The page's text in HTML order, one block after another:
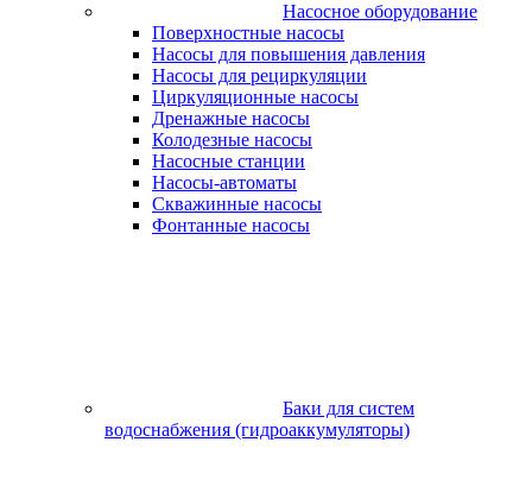
Насосное оборудование
Поверхностные насосы
Насосы для повышения давления
Насосы для рециркуляции
Циркуляционные насосы
Дренажные насосы
Колодезные насосы
Насосные станции
Насосы-автоматы
Скважинные насосы
Фонтанные насосы
Баки для систем
водоснабжения (гидроаккумуляторы)